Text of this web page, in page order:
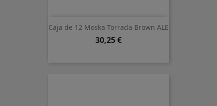
Caja de 12 Moska Torrada Brown ALE
Precio
30,25 €